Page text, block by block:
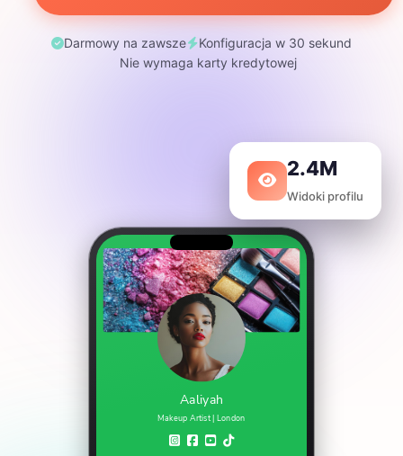
Darmowy na zawsze
Konfiguracja w 30 sekund
Nie wymaga karty kredytowej
2.4M
Widoki profilu